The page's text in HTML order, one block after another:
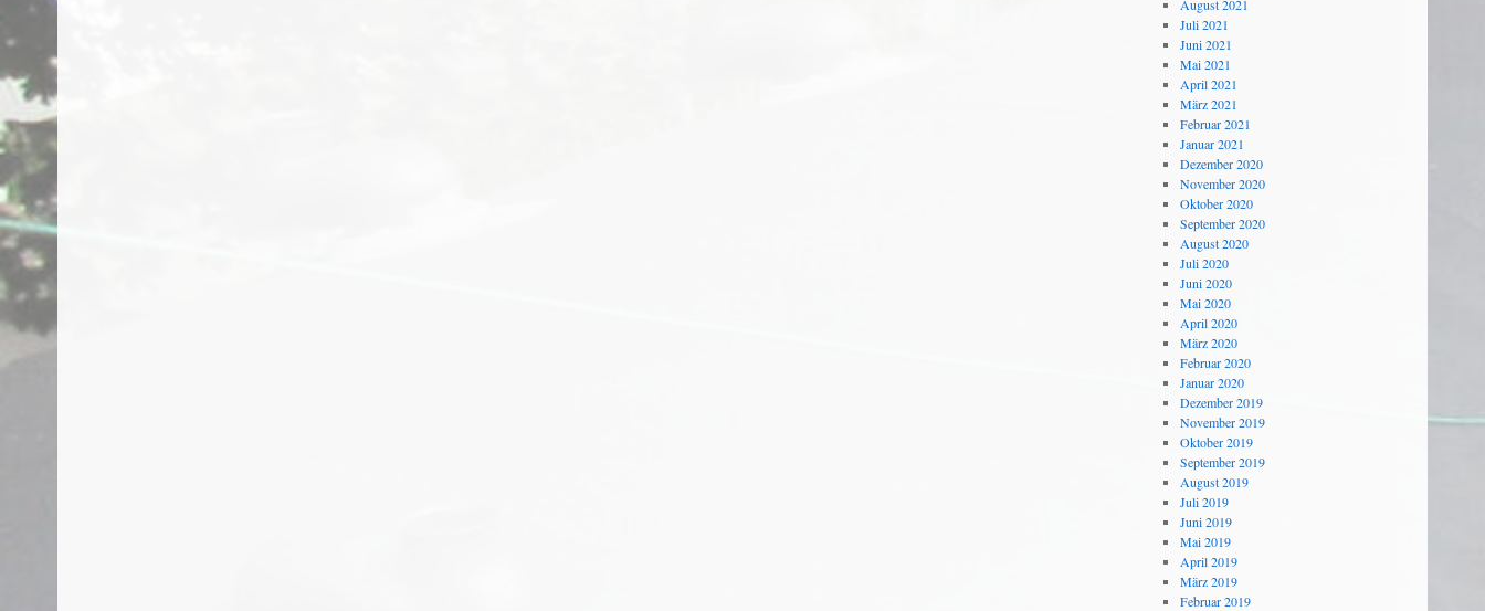
August 2021
Juli 2021
Juni 2021
Mai 2021
April 2021
März 2021
Februar 2021
Januar 2021
Dezember 2020
November 2020
Oktober 2020
September 2020
August 2020
Juli 2020
Juni 2020
Mai 2020
April 2020
März 2020
Februar 2020
Januar 2020
Dezember 2019
November 2019
Oktober 2019
September 2019
August 2019
Juli 2019
Juni 2019
Mai 2019
April 2019
März 2019
Februar 2019